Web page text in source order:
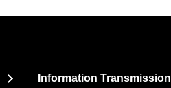
Information Transmission